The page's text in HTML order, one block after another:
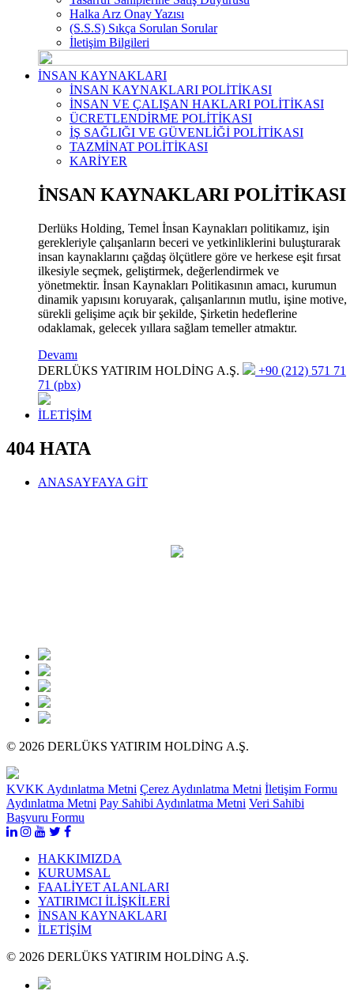
Halka Arz Onay Yazısı
(S.S.S) Sıkça Sorulan Sorular
İletişim Bilgileri
İNSAN KAYNAKLARI
İNSAN KAYNAKLARI POLİTİKASI
İNSAN VE ÇALIŞAN HAKLARI POLİTİKASI
ÜCRETLENDİRME POLİTİKASI
İŞ SAĞLIĞI VE GÜVENLİĞİ POLİTİKASI
TAZMİNAT POLİTİKASI
KARİYER
İNSAN KAYNAKLARI POLİTİKASI
Derlüks Holding, Temel İnsan Kaynakları politikamız, işin
gerekleriyle çalışanların beceri ve yetkinliklerini buluşturarak
insan kaynaklarını çağdaş ölçütlere göre ve herkese eşit fırsat
ilkesiyle seçmek, geliştirmek, değerlendirmek ve
yönetmektir. İnsan Kaynakları Politikasının amacı, kurumun
dinamik yapısını koruyarak, çalışanlarının mutlu, işine motive,
sürekli gelişime açık bir şekilde, Şirketin hedeflerine
odaklamak, gelecek yıllara sağlam temeller atmaktır.
Devamı
DERLÜKS YATIRIM HOLDİNG A.Ş.
+90 (212) 571 71
71 (pbx)
İLETİŞİM
404 HATA
ANASAYFAYA GİT
© 2026 DERLÜKS YATIRIM HOLDİNG A.Ş.
KVKK Aydınlatma Metni Çerez Aydınlatma Metni İletişim Formu
Aydınlatma Metni Pay Sahibi Aydınlatma Metni Veri Sahibi
Başvuru Formu
HAKKIMIZDA
KURUMSAL
FAALİYET ALANLARI
YATIRIMCI İLİŞKİLERİ
İNSAN KAYNAKLARI
İLETİŞİM
© 2026 DERLÜKS YATIRIM HOLDİNG A.Ş.